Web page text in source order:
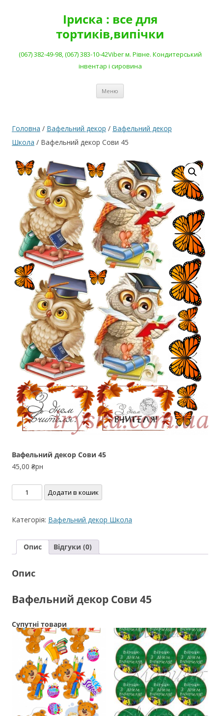
Іриска : все для
тортиків,випічки
(067) 382-49-98, (067) 383-10-42Viber м. Рівне. Кондитерський
інвентар і сировина
Меню
Головна / Вафельний декор / Вафельний декор
Школа / Вафельний декор Сови 45
Вафельний декор Сови 45
45,00 ₴рн
Вафельний
декор
45
Додати в кошик
Категорія: Вафельний декор Школа
Опис Відгуки (0)
Опис
Вафельний декор Сови 45
Супутні товари